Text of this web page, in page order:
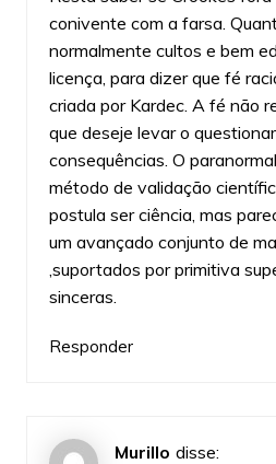
conivente com a farsa.
normalmente cultos e bem
licença, para dizer que fé
criada por Kardec. A fé não
que deseje levar o
consequências. O
método de validação
postula ser ciência, mas
um avançado conjunto de
,suportados por primitiva
sinceras.
Responder
Murillo disse: